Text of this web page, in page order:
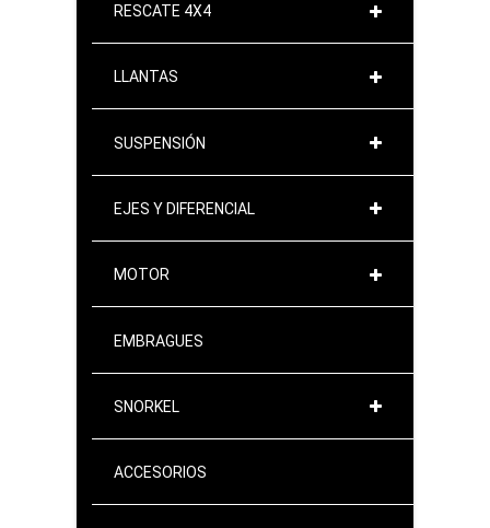
RESCATE 4X4
LLANTAS
SUSPENSIÓN
EJES Y DIFERENCIAL
MOTOR
EMBRAGUES
SNORKEL
ACCESORIOS